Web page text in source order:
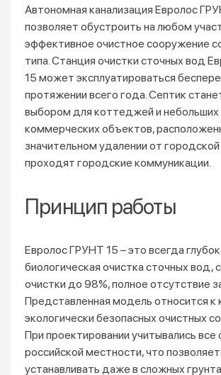
Автономная канализация Евролос
позволяет обустроить на любом
эффективное очистное сооружение
типа. Станция очистки сточных вод
15 может эксплуатироваться
протяжении всего года. Септик
выбором для коттеджей и небольших
коммерческих объектов,
значительном удалении от
проходят городские коммуникации.
Принцип работы
Евролос ГРУНТ 15 – это всегда
биологическая очистка сточных вод,
очистки до 98%, полное отсутствие
Представленная модель относится к
экологически безопасных очистных
При проектировании учитывались все
российской местности, что
устанавливать даже в сложных